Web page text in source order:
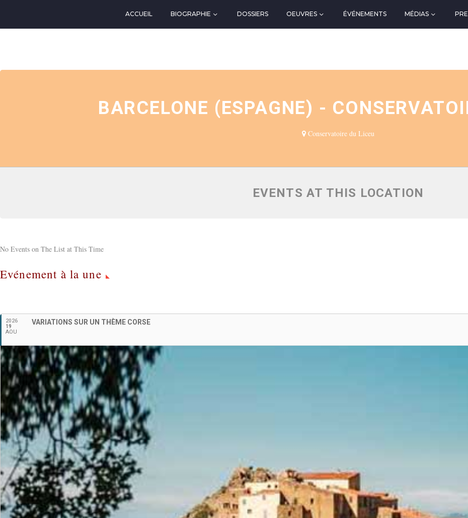
ACCUEIL BIOGRAPHIE DOSSIERS OEUVRES ÉVÉNEMENTS MÉDIAS
BARCELONE (ESPAGNE) -
Conservatoire du Liceu
EVENTS AT THIS LOCATION
No Events on The List at This Time
Evénement à la une
2026
19
AOU
VARIATIONS SUR UN THÈME CORSE